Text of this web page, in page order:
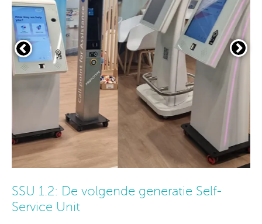
SSU 1.2: De volgende generatie Self-
Service Unit